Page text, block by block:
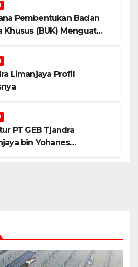
Pembentukan Badan
Khusus (BUK) Menguat
Limanjaya Profil
PT GEB Tjandra
bin Yohanes